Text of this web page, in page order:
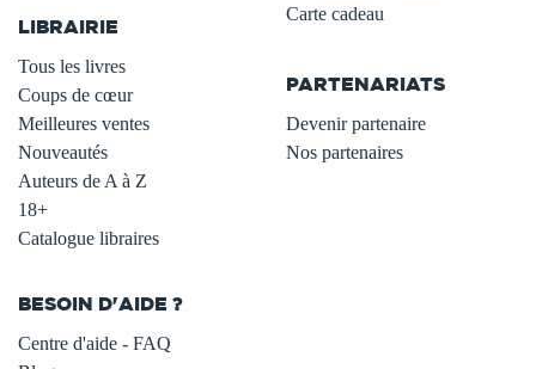
LIBRAIRIE
Tous les livres
Coups de cœur
Meilleures ventes
Nouveautés
Auteurs de A à Z
18+
Catalogue libraires
Carte cadeau
PARTENARIATS
Devenir partenaire
Nos partenaires
BESOIN D'AIDE ?
Centre d'aide - FAQ